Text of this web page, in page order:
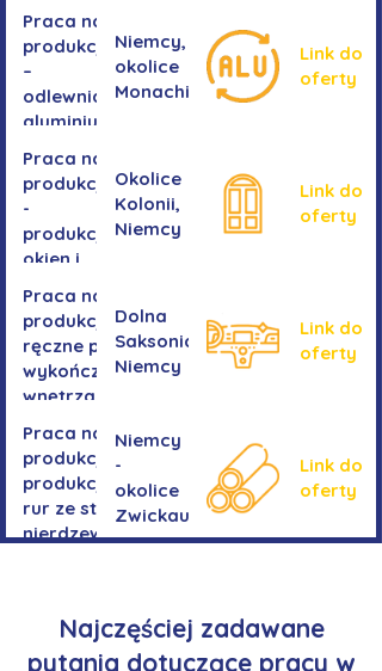
Praca na
produkcji
–
odlewnia
aluminium
Niemcy,
okolice
Monachium
Link do
oferty
Praca na
produkcji
-
produkcja
okien i
Okolice
Kolonii,
Niemcy
Link do
oferty
Praca na
produkcji -
ręczne prace
wykończeniowe
wnętrza aut
Dolna
Saksonia,
Niemcy
Link do
oferty
Praca na
produkcji-
produkcja
rur ze stali
nierdzewnej
Niemcy
-
okolice
Zwickau
Link do
oferty
Najczęściej zadawane
pytania dotyczące pracy w